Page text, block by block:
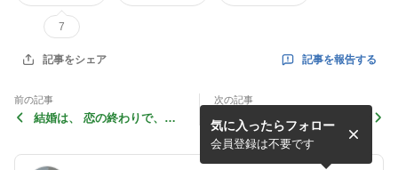
7
記事をシェア 記事を報告する
前の記事
結婚は、 恋の終わりで、愛
次の記事
対立を乗り越えるための６つ
の愛の努力
気に入ったらフォロー
会員登録は不要です